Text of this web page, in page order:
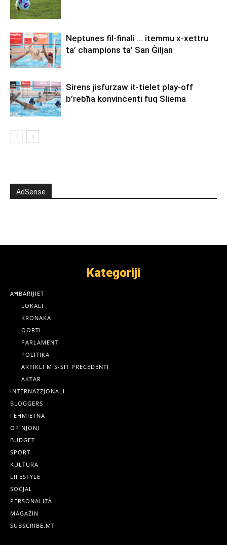
Neptunes fil-finali … itemmu x-xettru
ta’ champions ta’ San Ġiljan
Sirens jisfurzaw it-tielet play-off
b’rebħa konvinċenti fuq Sliema
AdSense
Kategoriji
AĦBARIJIET
LOKALI
KRONAKA
QORTI
PARLAMENT
POLITIKA
ARTIKLI MIS-SIT PREĊEDENTI
AKTAR
INTERNAZZJONALI
BLOGGERS
FEHMIETNA
OPINJONI
BUDGET
SPORT
KULTURA
LIFESTYLE
SOĊJAL
PERSONALITÀ
MAGAŻIN
SUBSCRIBE.MT